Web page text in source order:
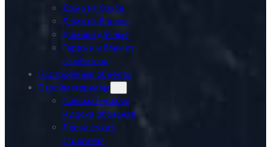
Дома из бруса
Дома из бревна
Домики дачные
Гаражи и бани из
газобетона
Построенные объекты
Стройматериалы
Пиломатериалы
и доска обрезная
Доска сухая
строганая